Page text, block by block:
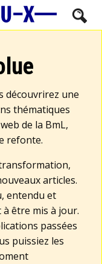
découvrirez une
thématiques
de la BmL,
refonte.
articles.
entendu et
être mis à jour.
passées
puissiez les